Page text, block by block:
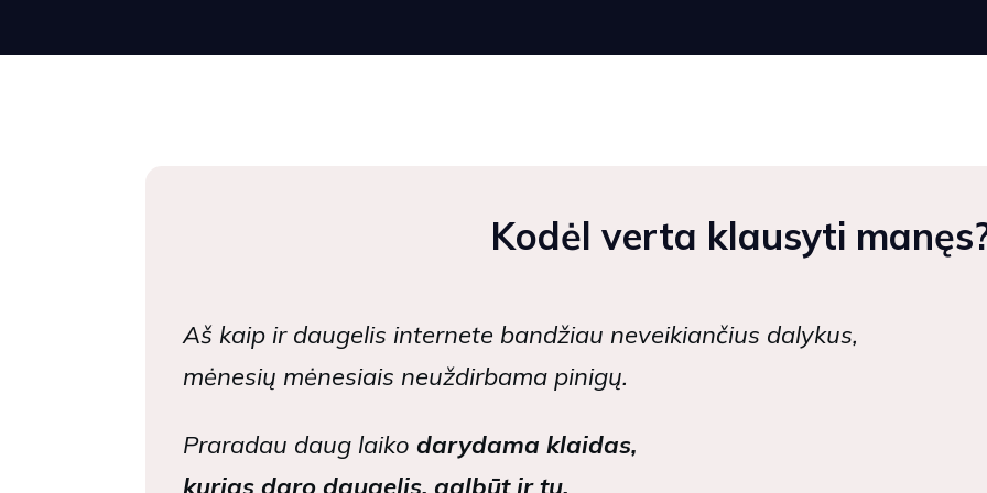
Kodėl verta klausyti
Aš kaip ir daugelis internete bandžiau neveikiančius dalykus,
mėnesių mėnesiais neuždirbama pinigų.
Praradau daug laiko darydama klaidas,
kurias daro daugelis, galbūt ir tu.